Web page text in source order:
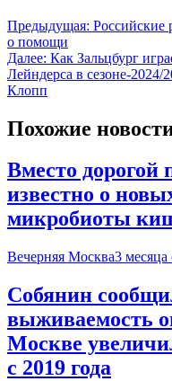
Предыдущая: Российские
о помощи
Далее: Как Зальцбург
Лейндерса в сезоне-
Клопп
Похожие
Вместо дорогой
известно о
микробиоты
Вечерняя Москва3 месяца
Собянин
выживаемость
Москве
с 2019 года